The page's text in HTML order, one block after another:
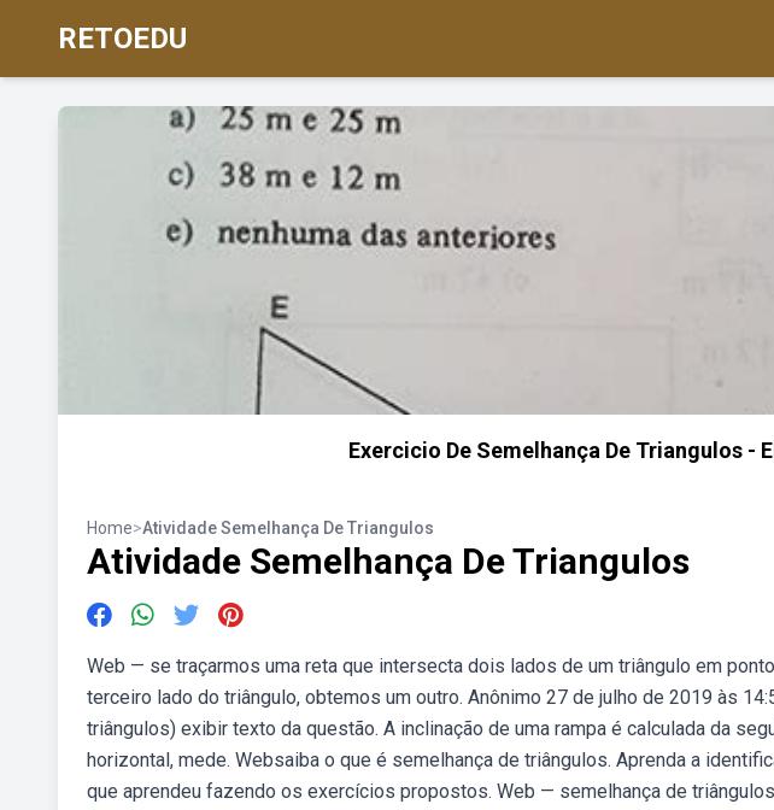
RETOEDU
Exercicio De Semelhança De Triangulos -
Home>Atividade Semelhança De Triangulos
Atividade Semelhança De Triangulos
Web — se traçarmos uma reta que intersecta dois lados de um triângulo em
terceiro lado do triângulo, obtemos um outro. Anônimo 27 de julho de 2019 às
triângulos) exibir texto da questão. A inclinação de uma rampa é calculada da
horizontal, mede. Websaiba o que é semelhança de triângulos. Aprenda a
que aprendeu fazendo os exercícios propostos. Web — semelhança de